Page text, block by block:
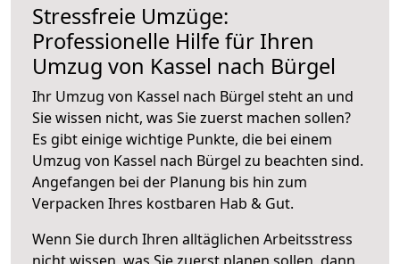
Stressfreie Umzüge:
Professionelle Hilfe für Ihren
Umzug von Kassel nach Bürgel
Ihr Umzug von Kassel nach Bürgel steht an und
Sie wissen nicht, was Sie zuerst machen sollen?
Es gibt einige wichtige Punkte, die bei einem
Umzug von Kassel nach Bürgel zu beachten sind.
Angefangen bei der Planung bis hin zum
Verpacken Ihres kostbaren Hab & Gut.
Wenn Sie durch Ihren alltäglichen Arbeitsstress